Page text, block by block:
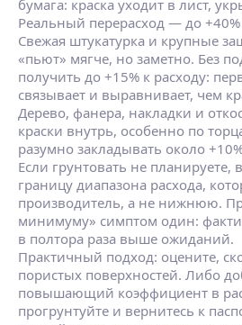
бумага: краска уходит в лист,
Реальный перерасход — до
Свежая штукатурка и крупные
«пьют» мягче, но заметно. Без
получить до +15% к расходу:
связывает и выравнивает, чем
Дерево, фанера, накладки и
краски внутрь, особенно по
разумно закладывать около
Если грунтовать не
границу диапазона расхода,
производитель, а не нижнюю.
минимуму» симптом один:
в полтора раза выше ожиданий.
Практичный подход: оцените,
пористых поверхностей. Либо
повышающий коэффициент в
прогрунтуйте и вернитесь к